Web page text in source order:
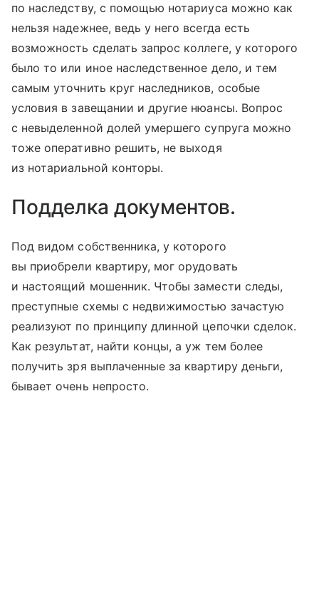
по наследству, с помощью нотариуса можно как
нельзя надежнее, ведь у него всегда есть
возможность сделать запрос коллеге, у которого
было то или иное наследственное дело, и тем
самым уточнить круг наследников, особые
условия в завещании и другие нюансы. Вопрос
с невыделенной долей умершего супруга можно
тоже оперативно решить, не выходя
из нотариальной конторы.
Подделка документов.
Под видом собственника, у которого
вы приобрели квартиру, мог орудовать
и настоящий мошенник. Чтобы замести следы,
преступные схемы с недвижимостью зачастую
реализуют по принципу длинной цепочки сделок.
Как результат, найти концы, а уж тем более
получить зря выплаченные за квартиру деньги,
бывает очень непросто.